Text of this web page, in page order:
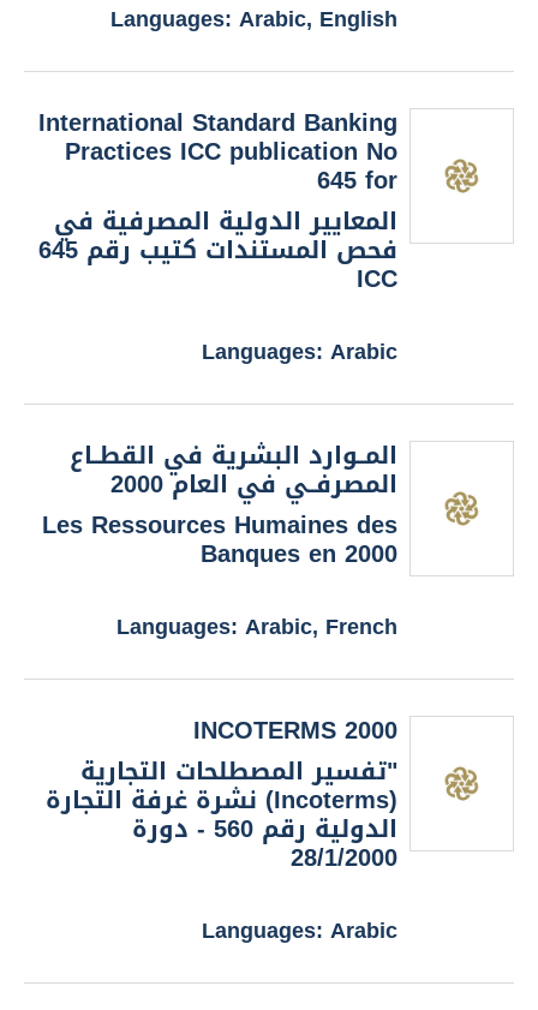
Languages: Arabic, English
International Standard Banking
Practices ICC publication No
645 for
المعايير الدولية المصرفية في
فحص المستندات كتيب رقم 645
ICC
Languages: Arabic
المــوارد البشرية في القطــاع
المصرفــي في العام 2000
Les Ressources Humaines des
Banques en 2000
Languages: Arabic, French
INCOTERMS 2000
"تفسير المصطلحات التجارية
(Incoterms) نشرة غرفة التجارة
الدولية رقم 560 - دورة
28/1/2000
Languages: Arabic